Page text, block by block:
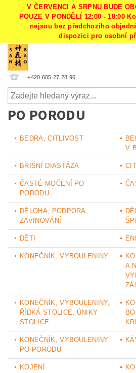
V ČERVENCI A SRPNU BUDE
POUZE V PONDĚLÍ 12:00 - 18:00
nejsou bez předchozího
dispozici pro osobní
+420 605 27 28 96
PO PORODU
BEDRA, CITLIVOST
V
BŘIŠNÍ DIASTÁZA
ČASTÉ MOČENÍ PO
PORODU
DĚLOHA, PODPORA,
ZAVINOVÁNÍ
DĚTI
KONEČNÍK, VYBOULENINY
A
KONEČNÍK, VYBOULENINY,
ŘÍDKÁ STOLICE, ÚNIKY
STOLICE
KONEČNÍK, VYBOULENINY
PO PORODU
KOJENÍ